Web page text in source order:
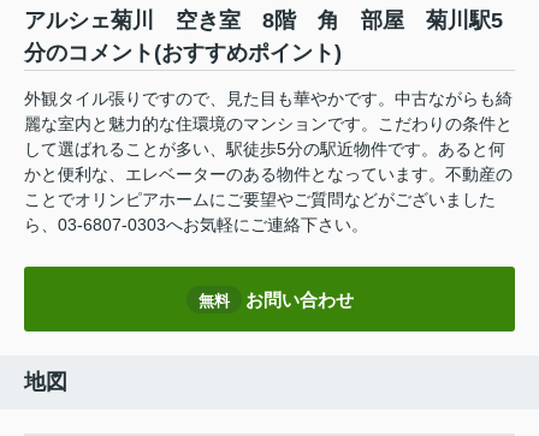
アルシェ菊川 空き室 8階 角 部屋 菊川駅5
分のコメント(おすすめポイント)
外観タイル張りですので、見た目も華やかです。中古ながらも綺
麗な室内と魅力的な住環境のマンションです。こだわりの条件と
して選ばれることが多い、駅徒歩5分の駅近物件です。あると何
かと便利な、エレベーターのある物件となっています。不動産の
ことでオリンピアホームにご要望やご質問などがございました
ら、03-6807-0303へお気軽にご連絡下さい。
無料 お問い合わせ
地図